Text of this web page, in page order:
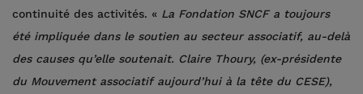
continuité des activités. « La Fondation SNCF a toujours
été impliquée dans le soutien au secteur associatif, au-delà
des causes qu’elle soutenait. Claire Thoury, (ex-présidente
du Mouvement associatif aujourd’hui à la tête du CESE),